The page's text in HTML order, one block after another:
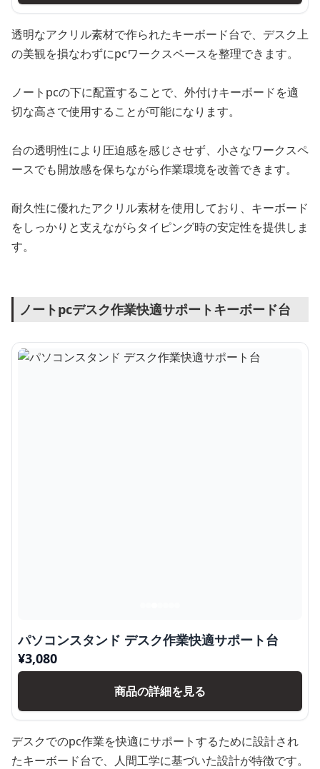
透明なアクリル素材で作られたキーボード台で、デスク上
の美観を損なわずにpcワークスペースを整理できます。
ノートpcの下に配置することで、外付けキーボードを適
切な高さで使用することが可能になります。
台の透明性により圧迫感を感じさせず、小さなワークスペ
ースでも開放感を保ちながら作業環境を改善できます。
耐久性に優れたアクリル素材を使用しており、キーボード
をしっかりと支えながらタイピング時の安定性を提供しま
す。
ノートpcデスク作業快適サポートキーボード台
パソコンスタンド デスク作業快適サポート台
¥3,080
商品の詳細を見る
デスクでのpc作業を快適にサポートするために設計され
たキーボード台で、人間工学に基づいた設計が特徴です。